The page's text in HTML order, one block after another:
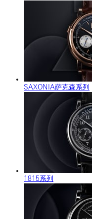
SAXONIA萨克森系列
1815系列